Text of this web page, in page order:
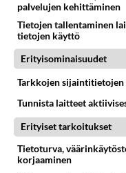
EXCEL
Erikoissuodatus
Vinkki ;-) Keksin
väsäilin- eipä ole vastaan
tehdä erikoissuodat...
kunde
palvelujen kehittäminen
Tietojen tallentaminen
tietojen käyttö
Erityisominaisuudet
Tarkkojen
Tunnista laitteet
Erityiset tarkoitukset
Tietoturva,
korjaaminen